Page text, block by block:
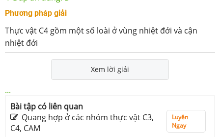
Phương pháp giải
Thực vật C4 gồm một số loài ở vùng nhiệt đới và cận
nhiệt đới
Xem lời giải
...
Bài tập có liên quan
Quang hợp ở các nhóm thực vật C3,
C4, CAM
Luyện
Ngay